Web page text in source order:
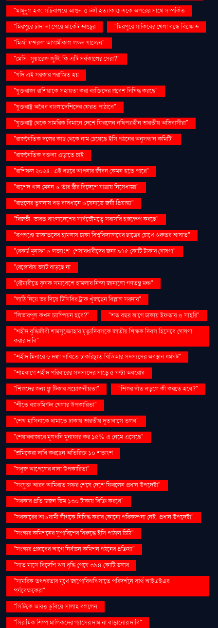
"মামুনুল হক: সচিবালয়ে আগুন ও টঙ্গী হত্যাকাণ্ড একে অপরের সাথে সম্পর্কিত
"মিরপুরে চাঁদা না পেয়ে মার্কেট ভাঙচুর
"মিরপুরে সাকিবের খেলা বন্ধে বিক্ষোভ
"মির্জা ফখরুল আগামীকাল লন্ডন যাচ্ছেন"
"মেসি-সুয়ারেজ জুটি: কি এটি সর্বকালের সেরা?"
"যদি এই সরকার পরাজিত হয়
"যুক্তরাজ্য রাশিয়াকে সহায়তা করা ব্যক্তিদের প্রবেশ নিষিদ্ধ করছে"
"যুক্তরাষ্ট্র অবৈধ বাংলাদেশিদের ফেরত পাঠাবে"
"যুক্তরাষ্ট্র থেকে সামরিক বিমানে দেশে ফিরলেন নথিপত্রহীন ভারতীয় অভিবাসীরা"
"রাজনৈতিক দলের কাছ থেকে নাম চেয়েছে ইসি গঠনের অনুসন্ধান কমিটি"
"রাজনৈতিক বক্তব্য এড়াতে চাই
"রাশিফল ২০২৪: এই বছরে আপনার জীবন কেমন হতে পারে"
"রাশেদ খান মেনন ও তাঁর স্ত্রীর বিদেশে যাত্রায় নিষেধাজ্ঞা"
"রাহুলের তুলনায় বড় ব্যবধানে ওয়েনাডে জয়ী প্রিয়াঙ্কা"
"রিজভী: ভারত বাংলাদেশের সার্বভৌমত্বে সরাসরি হস্তক্ষেপ করছে"
"রূপগঞ্জে ডাকাতদের হামলায় ঢাকা বিশ্ববিদ্যালয়ের ছাত্রের চোখে গুরুতর আঘাত"
"রেকর্ড মুনাফা ও লভ্যাংশ: শেয়ারধারীদের জন্য ৯৭৫ কোটি টাকার ঘোষণা"
"রেস্তোরাঁয় ভ্যাট বাড়ছে না
"রৌমারীতে কৃষক সমাবেশে হামলার নিন্দা জানালো গণতন্ত্র মঞ্চ"
"লাঠি দিয়ে ভর দিয়ে টিসিবির ট্রাক খুঁজছেন বিল্লাল সরদার"
"লিভারপুল কখন চ্যাম্পিয়ন হবে?"
"শত বছর আগে ঢাকায় ইফতার ও সাহ্‌রি"
"শহীদ বুদ্ধিজীবী শামসুজ্জোহার মৃত্যুদিবসকে জাতীয় শিক্ষক দিবস হিসেবে ঘোষণা
করার দাবি"
"শহীদ মিনারে ৬ দফা দাবিতে চাকরিচ্যুত বিডিআর সদস্যদের অবস্থান ধর্মঘট"
"শাহবাগে শহীদ পরিবারের সদস্যদের সাড়ে ৫ ঘণ্টা অবরোধ
"শিশুদের জন্য ফ্লু টিকার প্রয়োজনীয়তা"
"শিশুর দাঁত নড়লে কী করতে হবে?"
"শীতে ব্যাডমিন্টন খেলার উপকারিতা"
"শেখ হাসিনাকে থামাতে ঢাকায় ভারতীয় দূতাবাসে তলব"
"শেয়ারবাজারে মূলধনি মুনাফার কর ১৫% এ নেমে এসেছে"
"শ্রমিকেরা দাবি করছেন অতিরিক্ত ১০ শতাংশ
"সবুজ আপেলের নানা উপকারিতা"
"সংযুক্ত আরব আমিরাত সফর শেষে দেশে ফিরলেন প্রধান উপদেষ্টা"
"সরকার প্রতি ডজন ডিম ১৩০ টাকায় বিক্রি করবে"
"সরকারের আওয়ামী লীগকে নিষিদ্ধ করার কোনো পরিকল্পনা নেই: প্রধান উপদেষ্টা"
"সংস্কার কমিশনের সুপারিশের বিরুদ্ধে ইসি পাঠাল চিঠি"
"সংস্কার প্রস্তাবের আগে নির্বাচন কমিশন গঠনের প্রক্রিয়া"
"সাত মাসে বিদেশি ঋণ বৃদ্ধি পেয়ে ৩৯৪ কোটি ডলার
"সামরিক তৎপরতার মুখে জাপোরিঝঝিয়াতে পরিদর্শনে ব্যর্থ আইএইএর
পর্যবেক্ষকেরা"
"সিটিকে আরও ডুবিয়ে সালাহ বললেন
"সিরামিক শিল্প মালিকদের গ্যাসের দাম না বাড়ানোর দাবি"